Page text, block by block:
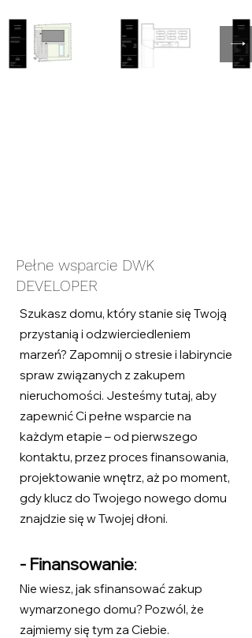
Pełne wsparcie DWK
DEVELOPER
Szukasz domu, który stanie się Twoją
przystanią i odzwierciedleniem
marzeń? Zapomnij o stresie i labiryncie
spraw związanych z zakupem
nieruchomości. Jesteśmy tutaj, aby
zapewnić Ci pełne wsparcie na
każdym etapie – od pierwszego
kontaktu, przez proces finansowania,
projektowanie wnętrz, aż po moment,
gdy klucz do Twojego nowego domu
znajdzie się w Twojej dłoni.
- Finansowanie:
Nie wiesz, jak sfinansować zakup
wymarzonego domu? Pozwól, że
zajmiemy się tym za Ciebie.